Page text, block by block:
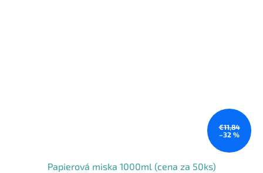
€11,84
–32 %
Papierová miska 1000ml (cena za 50ks)